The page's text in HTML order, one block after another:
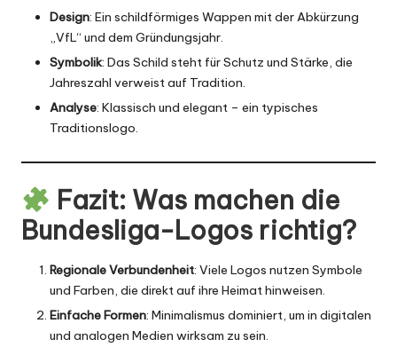
Design: Ein schildförmiges Wappen mit der Abkürzung
„VfL“ und dem Gründungsjahr.
Symbolik: Das Schild steht für Schutz und Stärke, die
Jahreszahl verweist auf Tradition.
Analyse: Klassisch und elegant – ein typisches
Traditionslogo.
Fazit: Was machen die
Bundesliga-Logos richtig?
Regionale Verbundenheit: Viele Logos nutzen Symbole
und Farben, die direkt auf ihre Heimat hinweisen.
Einfache Formen: Minimalismus dominiert, um in digitalen
und analogen Medien wirksam zu sein.